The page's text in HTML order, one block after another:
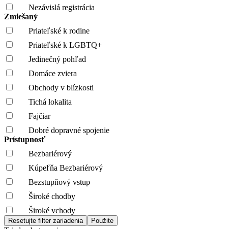
Nezávislá registrácia
Zmiešaný
Priateľské k rodine
Priateľské k LGBTQ+
Jedinečný pohľad
Domáce zviera
Obchody v blízkosti
Tichá lokalita
Fajčiar
Dobré dopravné spojenie
Prístupnosť
Bezbariérový
Kúpeľňa Bezbariérový
Bezstupňový vstup
Široké chodby
Široké vchody